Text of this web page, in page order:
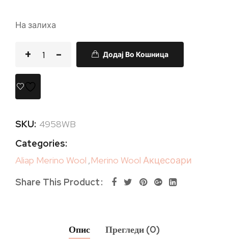
На залиха
Додај Во Кошница
SKU: 4958WB
Categories:
Aliap Merino Wool ,Merino Wool Акцесоари
Share This Product
Опис Прегледи (0)